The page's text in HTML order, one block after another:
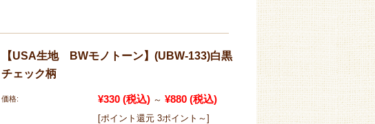
【USA生地 BWモノトーン】(UBW-133)白黒
チェック柄
価格: ¥330 (税込) ～ ¥880 (税込)
[ポイント還元 3ポイント～]